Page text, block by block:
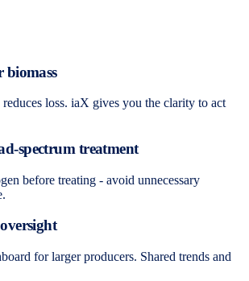
biomass
loss. iaX gives you the clarity to act
spectrum treatment
before treating - avoid unnecessary
for larger producers. Shared trends and